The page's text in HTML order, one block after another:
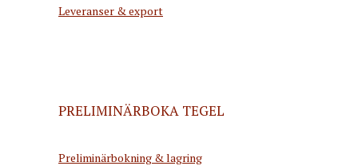
Leveranser & export
PRELIMINÄRBOKA TEGEL
Preliminärbokning & lagring